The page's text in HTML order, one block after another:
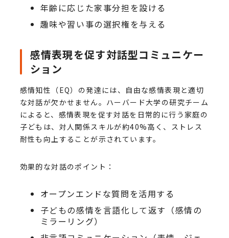
年齢に応じた家事分担を設ける
趣味や習い事の選択権を与える
感情表現を促す対話型コミュニケー
ション
感情知性（EQ）の発達には、自由な感情表現と適切
な対話が欠かせません。ハーバード大学の研究チーム
によると、感情表現を促す対話を日常的に行う家庭の
子どもは、対人関係スキルが約40%高く、ストレス
耐性も向上することが示されています。
効果的な対話のポイント：
オープンエンドな質問を活用する
子どもの感情を言語化して返す（感情の
ミラーリング）